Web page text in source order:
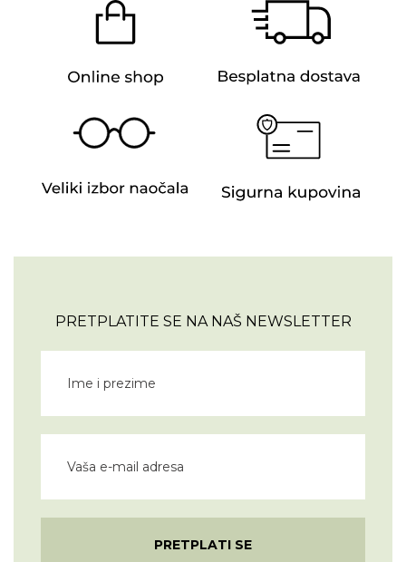
PRETPLATITE SE NA NAŠ NEWSLETTER
PRETPLATI SE